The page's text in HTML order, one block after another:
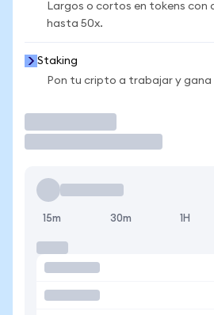
Largos o cortos en tokens con
hasta 50x.
Staking
Pon tu cripto a trabajar y gana
15m 30m 1H